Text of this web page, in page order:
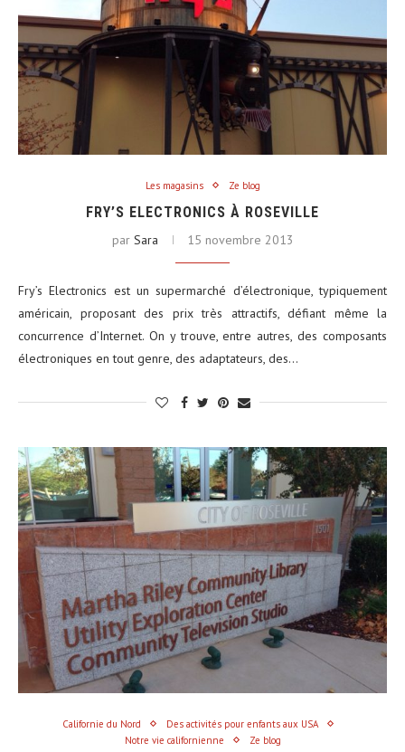
Les magasins Ze blog
FRY’S ELECTRONICS À ROSEVILLE
par Sara 15 novembre 2013
Fry’s Electronics est un supermarché d’électronique, typiquement
américain, proposant des prix très attractifs, défiant même la
concurrence d’Internet. On y trouve, entre autres, des composants
électroniques en tout genre, des adaptateurs, des…
Californie du Nord
Des activités pour enfants aux USA
Notre vie californienne
Ze blog